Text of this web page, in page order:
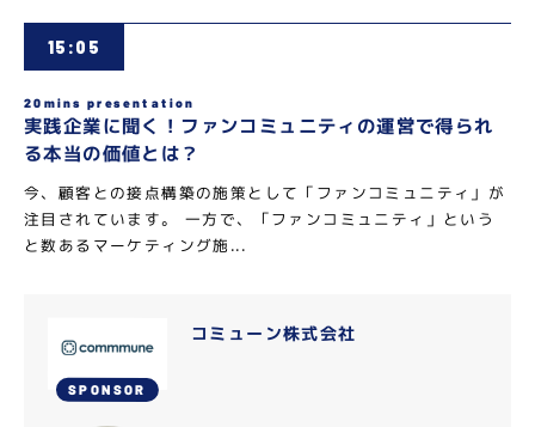
15:05
20mins presentation
実践企業に聞く！ファンコミュニティの運営で得られ
る本当の価値とは？
今、顧客との接点構築の施策として「ファンコミュニティ」が
注目されています。 一方で、「ファンコミュニティ」という
と数あるマーケティング施...
SPONSOR
コミューン株式会社